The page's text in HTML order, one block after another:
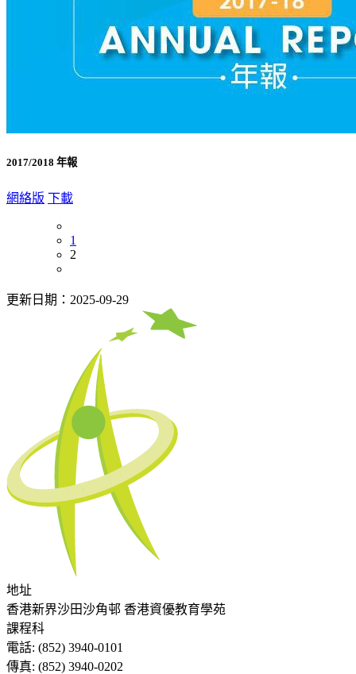
2017/2018 年報
網絡版 下載
1
2
更新日期：2025-09-29
地址
香港新界沙田沙角邨 香港資優教育學苑
課程科
電話: (852) 3940-0101
傳真: (852) 3940-0202